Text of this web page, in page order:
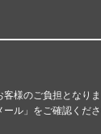
様のご負担となり
ル」をご確認くださ